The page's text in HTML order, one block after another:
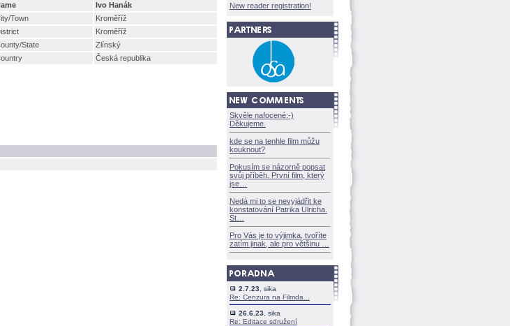
Ivo Hanák
Town
Kroměříž
Kroměříž
State
Zlínský
Česká republika
New reader registration!
Skvěle nafocené:-)
Děkujeme.
kde se na tenhle film můžu
kouknout?
Pokusím se názorně popsat
svůj příběh. První film, který
jse
Nedá mi to se nevyjádřit ke
konstatování Patrika Ulricha.
St
Pro Vás je to výjimka, tvoříte
zatím jinak, ale pro většinu
2.7.23 , sika
Re: Cenzura na Filmda...
26.6.23 , sika
Re: Editace sdružení